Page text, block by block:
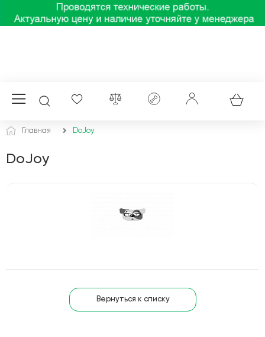
Главная DoJoy
DoJoy
Вернуться к списку